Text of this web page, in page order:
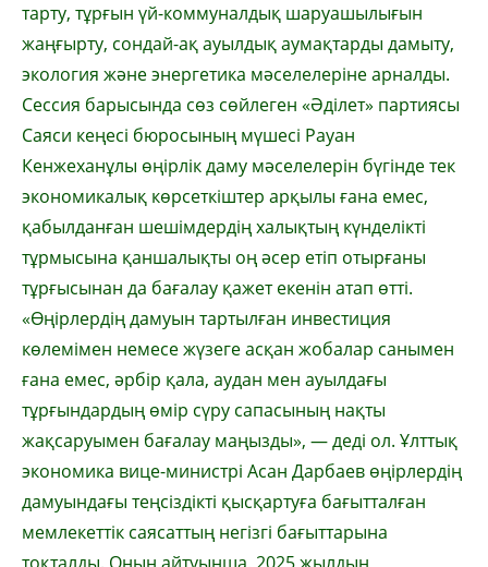
тарту, тұрғын үй-коммуналдық шаруашылығын
жаңғырту, сондай-ақ ауылдық аумақтарды дамыту,
экология және энергетика мәселелеріне арналды.
Сессия барысында сөз сөйлеген «Әділет» партиясы
Саяси кеңесі бюросының мүшесі Рауан
Кенжеханұлы өңірлік даму мәселелерін бүгінде тек
экономикалық көрсеткіштер арқылы ғана емес,
қабылданған шешімдердің халықтың күнделікті
тұрмысына қаншалықты оң әсер етіп отырғаны
тұрғысынан да бағалау қажет екенін атап өтті.
«Өңірлердің дамуын тартылған инвестиция
көлемімен немесе жүзеге асқан жобалар санымен
ғана емес, әрбір қала, аудан мен ауылдағы
тұрғындардың өмір сүру сапасының нақты
жақсаруымен бағалау маңызды», — деді ол. Ұлттық
экономика вице-министрі Асан Дарбаев өңірлердің
дамуындағы теңсіздікті қысқартуға бағытталған
мемлекеттік саясаттың негізгі бағыттарына